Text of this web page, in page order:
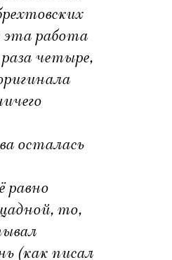
работа
четыре,
осталась
равно
то,
(как писал